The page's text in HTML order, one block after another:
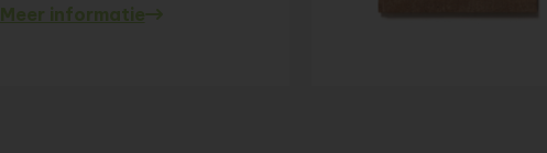
Meer informatie